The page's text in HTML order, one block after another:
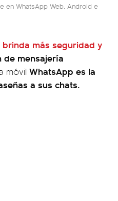
en WhatsApp Web, Android e
más seguridad y
de mensajería
móvil WhatsApp es la
a sus chats.